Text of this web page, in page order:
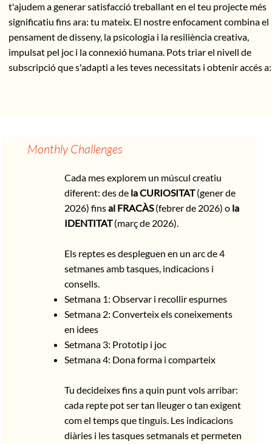
t'ajudem a generar satisfacció treballant en el teu projecte més
significatiu fins ara: tu mateix. El nostre enfocament combina el
pensament de disseny, la psicologia i la resiliència creativa,
impulsat pel joc i la connexió humana. Pots triar el nivell de
subscripció que s'adapti a les teves necessitats i obtenir accés a:
Monthly Challenges
Cada mes explorem un múscul creatiu
diferent: des de la CURIOSITAT(gener de
2026) finsal FRACÀS(febrer de 2026) o la
IDENTITAT(març de 2026).
Els reptes es despleguen en un arc de 4
setmanes amb tasques, indicacions i
consells.
Setmana 1: Observar i recollir espurnes
Setmana 2: Converteix els coneixements
en idees
Setmana 3: Prototip i joc
Setmana 4: Dona forma i comparteix
Tu decideixes fins a quin punt vols arribar:
cada repte pot ser tan lleuger o tan exigent
com el temps que tinguis. Les indicacions
diàries i les tasques setmanals et permeten